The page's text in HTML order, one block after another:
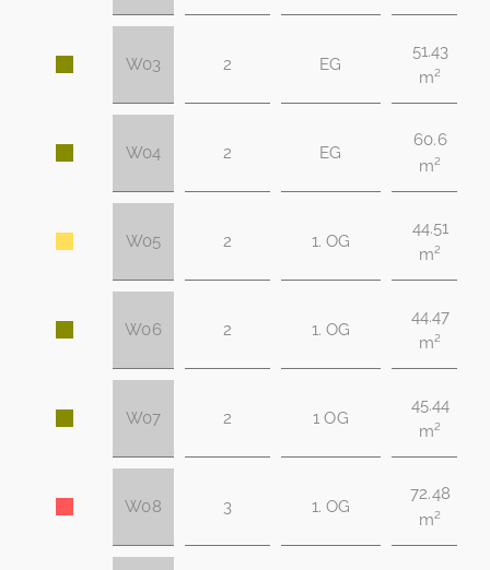
W03 2 EG
51.43
m²
W04 2 EG
60.6
m²
W05 2 1. OG
44.51
m²
W06 2 1. OG
44.47
m²
W07 2 1 OG
45.44
m²
W08 3 1. OG
72.48
m²